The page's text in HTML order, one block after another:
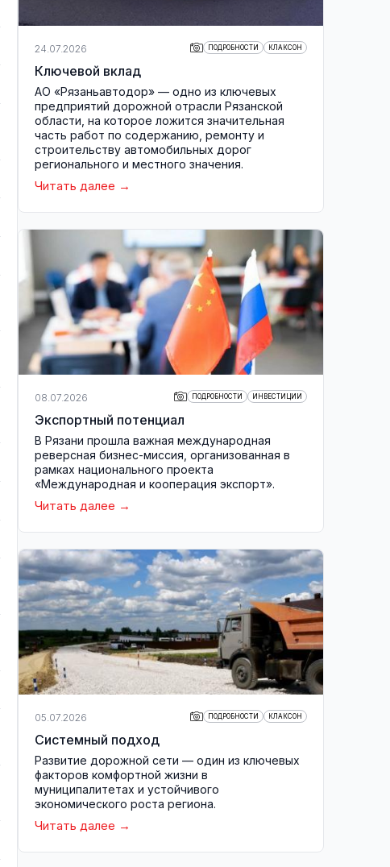
24.07.2026 ПОДРОБНОСТИ КЛАКСОН
Ключевой вклад
АО «Рязаньавтодор» — одно из ключевых
предприятий дорожной отрасли Рязанской
области, на которое ложится значительная
часть работ по содержанию, ремонту и
строительству автомобильных дорог
регионального и местного значения.
Читать далее
08.07.2026 ПОДРОБНОСТИ ИНВЕСТИЦИИ
Экспортный потенциал
В Рязани прошла важная международная
реверсная бизнес-миссия, организованная в
рамках национального проекта
«Международная и кооперация экспорт».
Читать далее
05.07.2026 ПОДРОБНОСТИ КЛАКСОН
Системный подход
Развитие дорожной сети — один из ключевых
факторов комфортной жизни в
муниципалитетах и устойчивого
экономического роста региона.
Читать далее